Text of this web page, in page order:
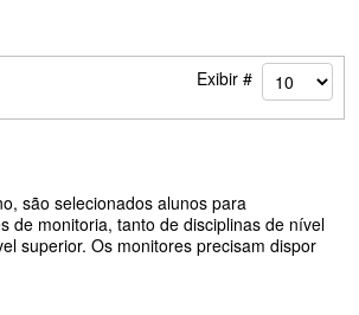
Exibir #
são selecionados alunos para
de monitoria, tanto de disciplinas de nível
superior. Os monitores precisam dispor